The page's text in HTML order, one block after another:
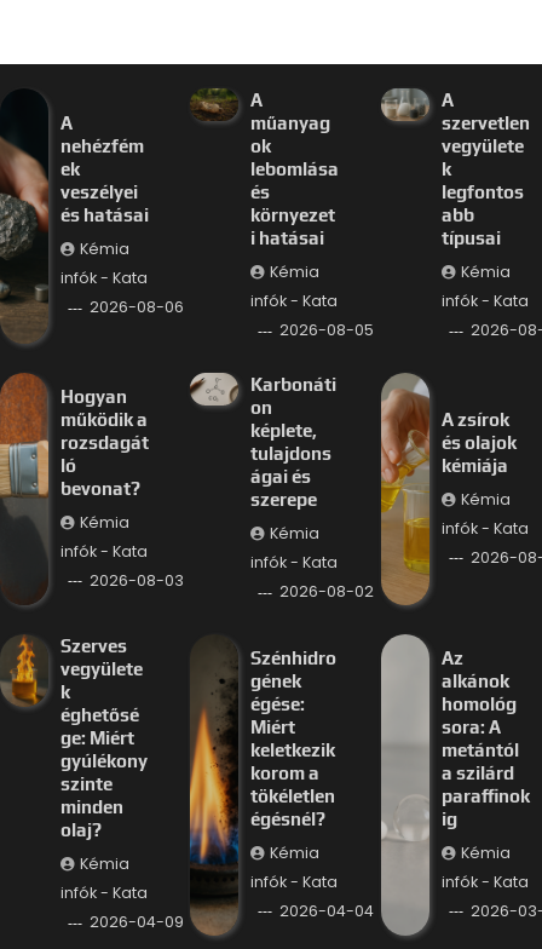
A
nehézfém
ek
veszélyei
és hatásai
Kémia
infók - Kata
2026-08-06
A
műanyag
ok
lebomlása
és
környezet
i hatásai
Kémia
infók - Kata
2026-08-05
A
szervetlen
vegyülete
k
legfontos
abb
típusai
Kémia
infók - Kata
2026-
Hogyan
működik a
rozsdagát
ló
bevonat?
Kémia
infók - Kata
2026-08-03
Karbonáti
on
képlete,
tulajdons
ágai és
szerepe
Kémia
infók - Kata
2026-08-02
A zsírok
és olajok
kémiája
Kémia
infók - Kata
2026-
Szerves
vegyülete
k
éghetősé
ge: Miért
gyúlékony
szinte
minden
olaj?
Kémia
infók - Kata
2026-04-09
Szénhidro
gének
égése:
Miért
keletkezik
korom a
tökéletlen
égésnél?
Kémia
infók - Kata
2026-04-04
Az
alkánok
homológ
sora: A
metántól
a szilárd
paraffinok
ig
Kémia
infók - Kata
2026-